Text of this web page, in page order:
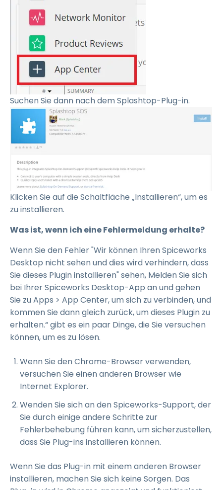
Suchen Sie dann nach dem Splashtop-Plug-in.
Klicken Sie auf die Schaltfläche „Installieren“, um es
zu installieren.
Was ist, wenn ich eine Fehlermeldung erhalte?
Wenn Sie den Fehler "Wir können Ihren Spiceworks
Desktop nicht sehen und dies wird verhindern, dass
Sie dieses Plugin installieren" sehen, Melden Sie sich
bei Ihrer Spiceworks Desktop-App an und gehen
Sie zu Apps > App Center, um sich zu verbinden, und
kommen Sie dann gleich zurück, um dieses Plugin zu
erhalten.“ gibt es ein paar Dinge, die Sie versuchen
können, um es zu lösen.
Wenn Sie den Chrome-Browser verwenden,
versuchen Sie einen anderen Browser wie
Internet Explorer.
Wenden Sie sich an den Spiceworks-Support, der
Sie durch einige andere Schritte zur
Fehlerbehebung führen kann, um sicherzustellen,
dass Sie Plug-ins installieren können.
Wenn Sie das Plug-in mit einem anderen Browser
installieren, machen Sie sich keine Sorgen. Das